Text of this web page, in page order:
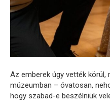
Az emberek úgy vették
múzeumban – óvatosan,
hogy szabad-e beszélniük